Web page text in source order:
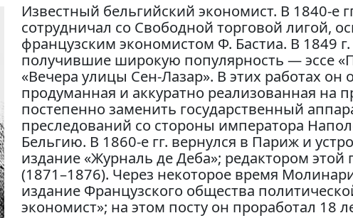
Известный бельгийский экономист. В 1840-е
сотрудничал со Свободной торговой лигой,
французским экономистом Ф. Бастиа. В 1849
получившие широкую популярность — эссе
«Вечера улицы Сен-Лазар». В этих работах
продуманная и аккуратно реализованная на
постепенно заменить государственный
преследований со стороны императора
Бельгию. В 1860-е гг. вернулся в Париж и
издание «Журналь де Деба»; редактором этой
(1871–1876). Через некоторое время
издание Французского общества
экономист»; на этом посту он проработал 18